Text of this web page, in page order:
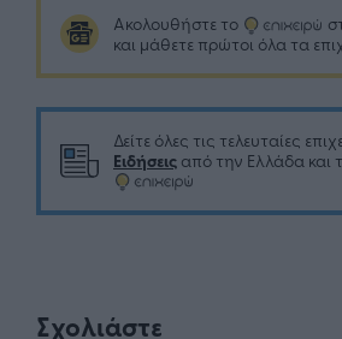
Ακολουθήστε το
και μάθετε πρώτοι όλα τα
Δείτε όλες τις τελευταίες
Ειδήσεις από την Ελλάδα και
Σχολιάστε